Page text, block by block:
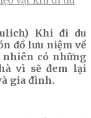
Khi đi du
đồ lưu niệm về
nhiên có những
vì sẽ đem lại
gia đình.